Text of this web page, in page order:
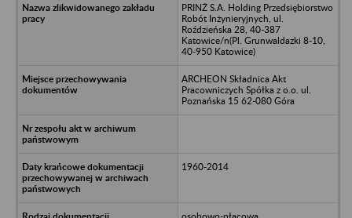
PRINŻ S.A. Holding Przedsiębiorstwo
Robót Inżynieryjnych, ul.
Roździeńska 28, 40-387
Katowice/n(Pl. Grunwaldazki 8-10,
40-950 Katowice)
ARCHEON Składnica Akt
Pracowniczych Spółka z o.o. ul.
Poznańska 15 62-080 Góra
1960-2014